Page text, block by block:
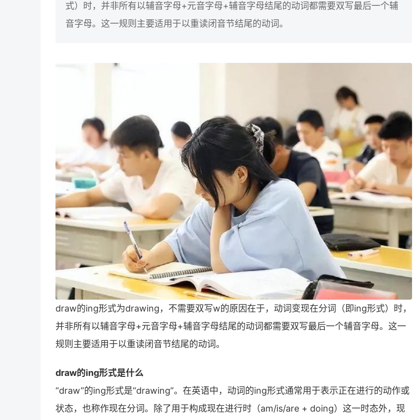
式）时，并非所有以辅音字母+元音字母+辅音字母结尾的动词都需要双写最后一个辅
音字母。这一规则主要适用于以重读闭音节结尾的动词。
draw的ing形式为drawing，不需要双写w的原因在于，动词变现在分词（即ing形式）时，
并非所有以辅音字母+元音字母+辅音字母结尾的动词都需要双写最后一个辅音字母。这一
规则主要适用于以重读闭音节结尾的动词。
draw的ing形式是什么
“draw”的ing形式是“drawing”。在英语中，动词的ing形式通常用于表示正在进行的动作或
状态，也称作现在分词。除了用于构成现在进行时（am/is/are + doing）这一时态外，现